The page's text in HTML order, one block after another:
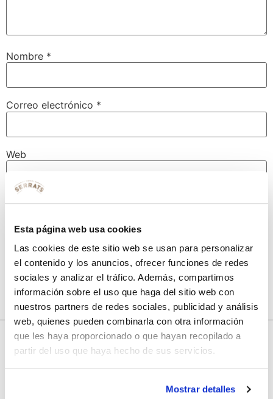
Esta página web usa cookies
Las cookies de este sitio web se usan para personalizar
el contenido y los anuncios, ofrecer funciones de redes
sociales y analizar el tráfico. Además, compartimos
información sobre el uso que haga del sitio web con
nuestros partners de redes sociales, publicidad y análisis
web, quienes pueden combinarla con otra información
que les haya proporcionado o que hayan recopilado a
partir del uso que haya hecho de sus servicios.
Mostrar detalles
Nombre *
Correo electrónico *
Web
navegador para la próxima vez que comente.
10% de descuento